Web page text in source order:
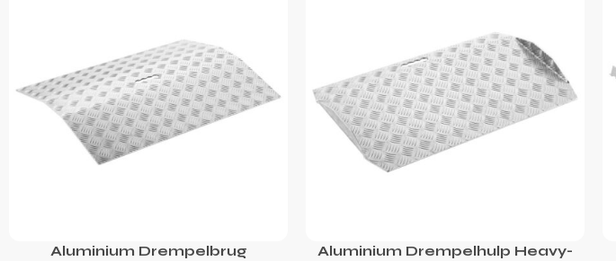
Aluminium Drempelbrug
Aluminium Drempelhulp Heavy-